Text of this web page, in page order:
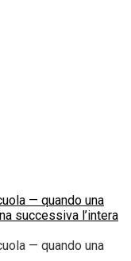
— quando una
successiva l’intera
— quando una